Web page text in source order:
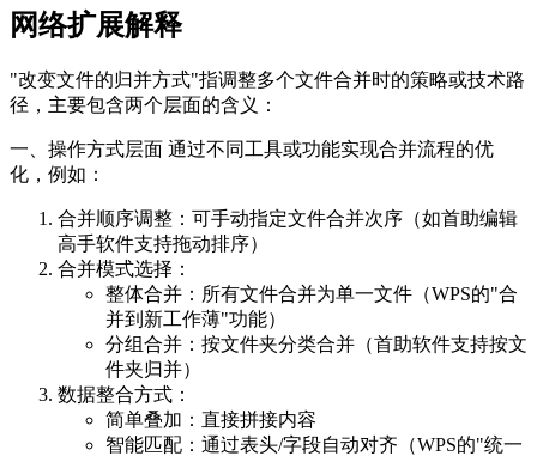
网络扩展解释
"改变文件的归并方式"指调整多个文件合并时的策略或技术路
径，主要包含两个层面的含义：
一、操作方式层面 通过不同工具或功能实现合并流程的优
化，例如：
合并顺序调整：可手动指定文件合并次序（如首助编辑
高手软件支持拖动排序）
合并模式选择：
整体合并：所有文件合并为单一文件（WPS的"合
并到新工作薄"功能）
分组合并：按文件夹分类合并（首助软件支持按文
件夹归并）
数据整合方式：
简单叠加：直接拼接内容
智能匹配：通过表头/字段自动对齐（WPS的"统一